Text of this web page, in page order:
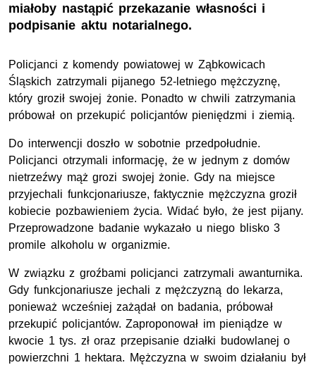
miałoby nastąpić przekazanie własności i
podpisanie aktu notarialnego.
Policjanci z komendy powiatowej w Ząbkowicach
Śląskich zatrzymali pijanego 52-letniego mężczyznę,
który groził swojej żonie. Ponadto w chwili zatrzymania
próbował on przekupić policjantów pieniędzmi i ziemią.
Do interwencji doszło w sobotnie przedpołudnie.
Policjanci otrzymali informację, że w jednym z domów
nietrzeźwy mąż grozi swojej żonie. Gdy na miejsce
przyjechali funkcjonariusze, faktycznie mężczyzna groził
kobiecie pozbawieniem życia. Widać było, że jest pijany.
Przeprowadzone badanie wykazało u niego blisko 3
promile alkoholu w organizmie.
W związku z groźbami policjanci zatrzymali awanturnika.
Gdy funkcjonariusze jechali z mężczyzną do lekarza,
ponieważ wcześniej zażądał on badania, próbował
przekupić policjantów. Zaproponował im pieniądze w
kwocie 1 tys. zł oraz przepisanie działki budowlanej o
powierzchni 1 hektara. Mężczyzna w swoim działaniu był